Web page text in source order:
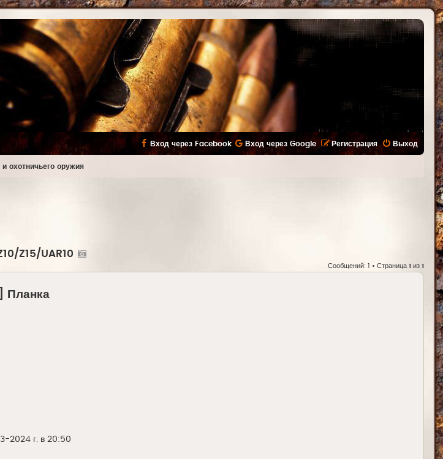
Выход
Регистрация
Вход через Facebook Вход через Google
охотничьего оружия
Z15/UAR10
Сообщений: 1 • Страница 1 из 1
Планка
2024 г. в 20:50